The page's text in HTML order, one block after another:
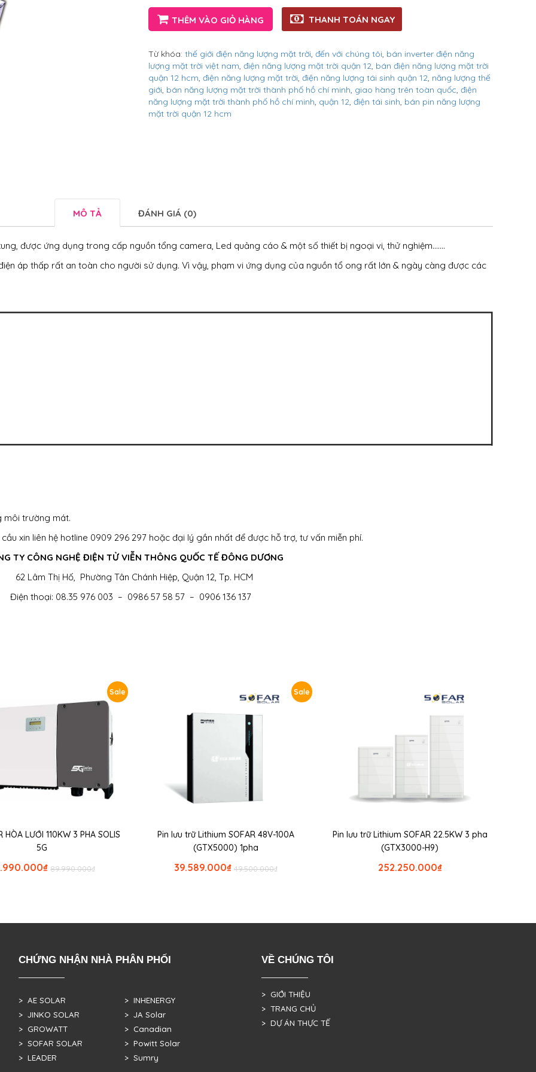
THÊM VÀO GIỎ HÀNG THANH TOÁN NGAY
Từ khóa: thế giới điện năng lượng mặt trời, đến với chúng tôi, bán inverter điện năng
lượng mặt trời việt nam, điện năng lượng mặt trời quận 12, bán điện năng lượng mặt trời
quận 12 hcm, điện năng lượng mặt trời, điện năng lượng tái sinh quận 12, năng lượng thế
giới, bán năng lượng mặt trời thành phố hồ chí minh, giao hàng trên toàn quốc, điện
năng lượng mặt trời thành phố hồ chí minh, quận 12, điện tái sinh, bán pin năng lượng
mặt trời quận 12 hcm
MÔ TẢ ĐÁNH GIÁ (0)
được ứng dụng trong cấp nguồn tổng camera, Led quảng cáo & một số thiết bị ngoại vi, thử nghiệm…….
áp thấp rất an toàn cho người sử dụng. Vì vậy, phạm vi ứng dụng của nguồn tổ ong rất lớn & ngày càng được các
môi trường mát.
xin liên hệ hotline 0909 296 297 hoặc đại lý gần nhất để được hỗ trợ, tư vấn miễn phí.
TY CÔNG NGHỆ ĐIỆN TỬ VIỄN THÔNG QUỐC TẾ ĐÔNG DƯƠNG
62 Lâm Thị Hố, Phường Tân Chánh Hiệp, Quận 12, Tp. HCM
Điện thoại: 08.35 976 003 – 0986 57 58 57 – 0906 136 137
Sale
HÒA LƯỚI 110KW 3 PHA SOLIS
5G
₫
89.990.000
₫
Sale
Pin lưu trữ Lithium SOFAR 48V-100A
(GTX5000) 1pha
₫
49.500.000
₫
39.589.000
Pin lưu trữ Lithium SOFAR 22.5KW 3 pha
(GTX3000-H9)
₫
252.250.000
CHỨNG NHẬN NHÀ PHÂN PHỐI
> AE SOLAR
> JINKO SOLAR
> GROWATT
> SOFAR SOLAR
> LEADER
> INHENERGY
> JA Solar
> Canadian
> Powitt Solar
> Sumry
VỀ CHÚNG TÔI
> GIỚI THIỆU
> TRANG CHỦ
> DỰ ÁN THỰC TẾ